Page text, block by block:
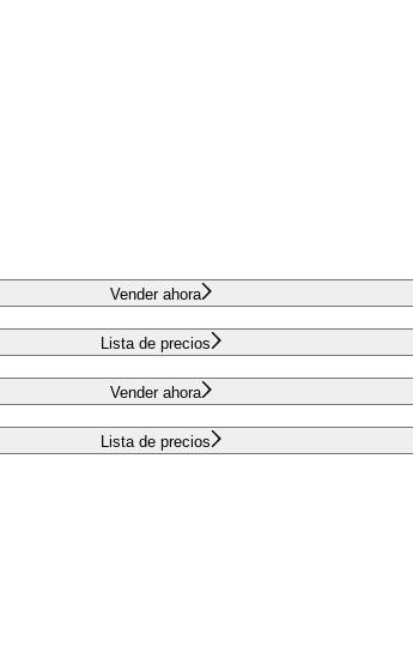
Vender ahora
Lista de precios
Vender ahora
Lista de precios